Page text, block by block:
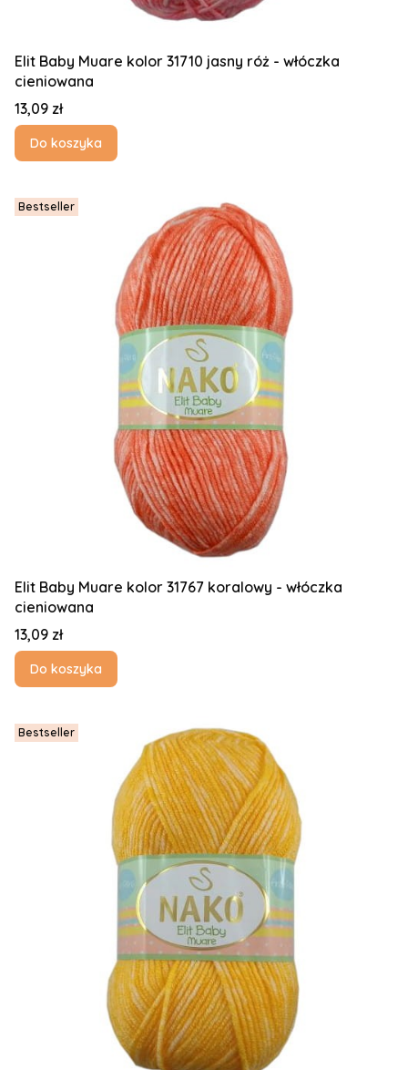
Elit Baby Muare kolor 31710 jasny róż - włóczka
cieniowana
Cena
13,09 zł
Do koszyka
Bestseller
Elit Baby Muare kolor 31767 koralowy - włóczka
cieniowana
Cena
13,09 zł
Do koszyka
Bestseller